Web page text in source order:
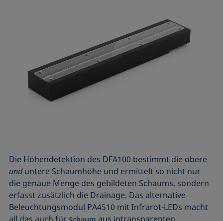
Die Höhendetektion des DFA100 bestimmt die obere
unduntere Schaumhöhe und ermittelt so nicht nur
die genaue Menge des gebildeten Schaums, sondern
erfasst zusätzlich die Drainage. Das alternative
Beleuchtungsmodul PA4510 mit Infrarot-LEDs macht